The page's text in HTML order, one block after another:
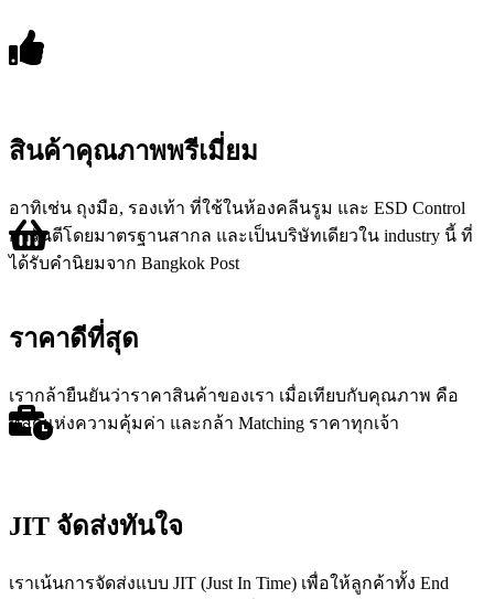
สินค้าคุณภาพพรีเมี่ยม
อาทิเช่น ถุงมือ, รองเท้า ที่ใช้ในห้องคลีนรูม และ ESD Control
การันตีโดยมาตรฐานสากล และเป็นบริษัทเดียวใน industry นี้ ที่
ได้รับคำนิยมจาก Bangkok Post
ราคาดีที่สุด
เรากล้ายืนยันว่าราคาสินค้าของเรา เมื่อเทียบกับคุณภาพ คือ
ที่สุดแห่งความคุ้มค่า และกล้า Matching ราคาทุกเจ้า
JIT จัดส่งทันใจ
เราเน้นการจัดส่งแบบ JIT (Just In Time) เพื่อให้ลูกค้าทั้ง End